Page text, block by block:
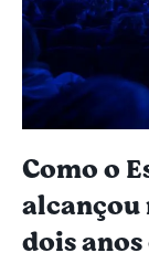
Como o
dois